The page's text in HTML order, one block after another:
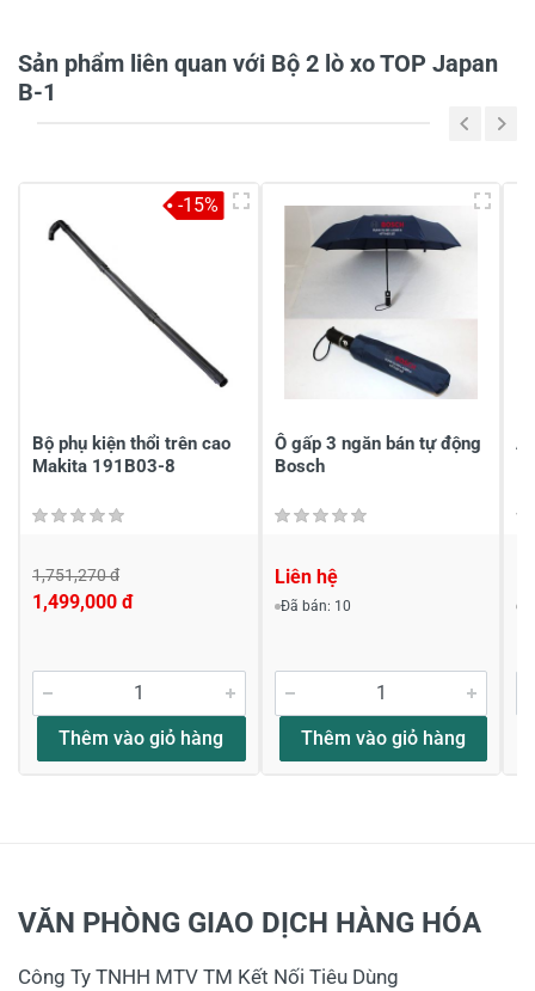
Tiêu đề của nhận xét
Viết nhận xét của bạn vào bên dưới*
Gửi nhận xét
Sản phẩm liên quan với Bộ 2 lò xo TOP Japan
B-1
Bộ phụ kiện thổi trên cao
Makita 191B03-8
1,751,270 đ
1,499,000 đ
Thêm vào giỏ hàng
-15%
Ô gấp 3 ngăn bán tự động
Bosch
Liên hệ
Đã bán: 10
Thêm vào giỏ hàng
VĂN PHÒNG GIAO DỊCH HÀNG HÓA
Công Ty TNHH MTV TM Kết Nối Tiêu Dùng